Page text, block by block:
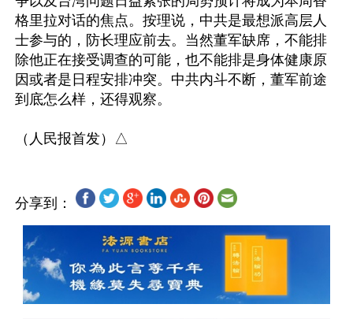
格里拉对话的焦点。按理说，中共是最想派高层人
士参与的，防长理应前去。当然董军缺席，不能排
除他正在接受调查的可能，也不能排是身体健康原
因或者是日程安排冲突。中共内斗不断，董军前途
到底怎么样，还得观察。
分享到：